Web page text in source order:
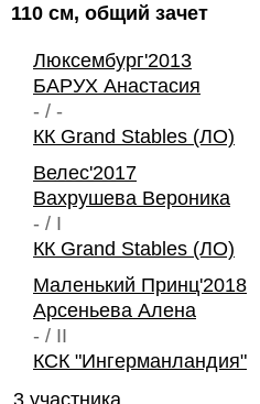
110 см, общий зачет
Люксембург'2013
БАРУХ Анастасия
- / -
КК Grand Stables (ЛО)
Велес'2017
Вахрушева Вероника
- / I
КК Grand Stables (ЛО)
Маленький Принц'2018
Арсеньева Алена
- / II
КСК "Ингерманландия"
3 участника